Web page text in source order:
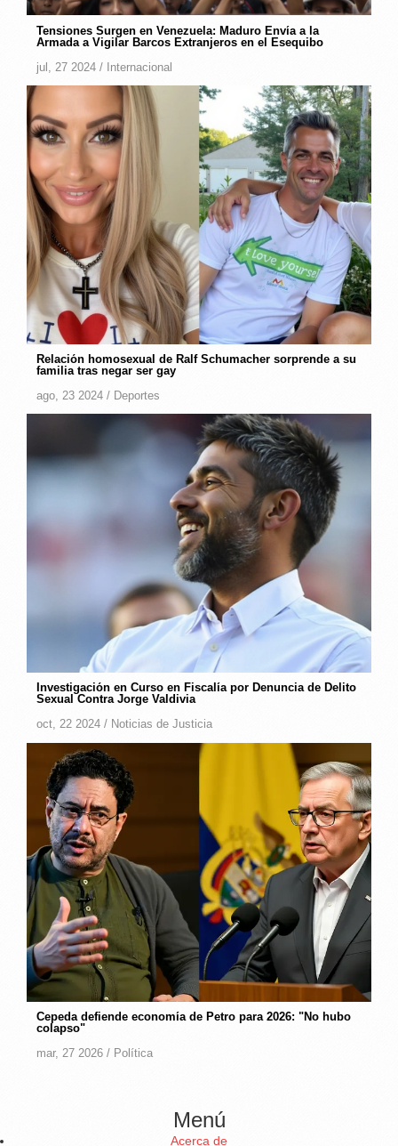
Tensiones Surgen en Venezuela: Maduro Envía a la
Armada a Vigilar Barcos Extranjeros en el Esequibo
jul, 27 2024 /
Internacional
Relación homosexual de Ralf Schumacher sorprende a su
familia tras negar ser gay
ago, 23 2024 / Deportes
Investigación en Curso en Fiscalía por Denuncia de Delito
Sexual Contra Jorge Valdivia
oct, 22 2024 / Noticias de Justicia
Cepeda defiende economía de Petro para 2026: "No hubo
colapso"
mar, 27 2026 / Política
Menú
Acerca de